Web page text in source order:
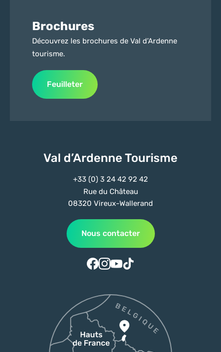
Brochures
Découvrez les brochures de Val d’Ardenne
tourisme.
Feuilleter
Val d’Ardenne Tourisme
+33 (0) 3 24 42 92 42
Rue du Château
08320 Vireux-Wallerand
Nous contacter
Suivez-nous sur Facebook
Suivez-nous sur Instagram
Suivez-nous sur Youtube
Suivez-nous sur Tiktok